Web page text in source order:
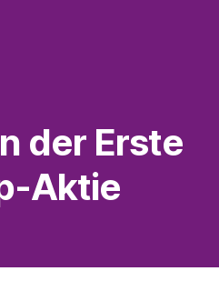
der Erste
Aktie